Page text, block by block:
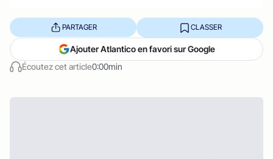
Écoutez cet article0:00min
PARTAGER CLASSER
Ajouter Atlantico en favori sur Google